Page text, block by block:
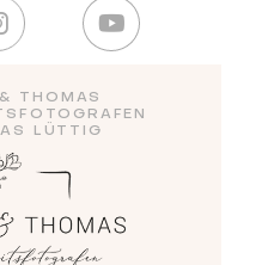
THOMAS
LÜTTIG